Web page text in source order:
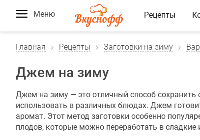
Меню Рецепты
Главная Рецепты Заготовки на зиму
Джем на зиму
Джем на зиму — это отличный способ
использовать в различных блюдах. Джем
аромат. Этот метод заготовки особенно
плодов, которые можно переработать в